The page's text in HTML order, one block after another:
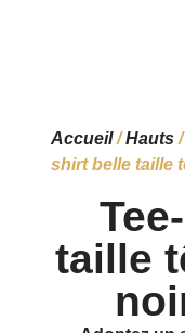
Accueil/Hauts/
shirt belle taille
taille